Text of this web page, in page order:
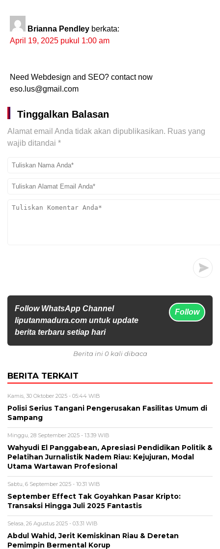
Brianna Pendley berkata:
April 19, 2025 pukul 1:00 am
Need Webdesign and SEO? contact now
eso.lus@gmail.com
Tinggalkan Balasan
Alamat email Anda tidak akan dipublikasikan. Ruas yang
wajib ditandai *
Follow WhatsApp Channel
liputanmadura.com untuk update
berita terbaru setiap hari
Follow
Berita ini 0 kali dibaca
BERITA TERKAIT
Kamis, 30 Oktober 2025 - 05:44 WIB
Polisi Serius Tangani Pengerusakan Fasilitas Umum di
Sampang
Minggu, 28 September 2025 - 13:39 WIB
Wahyudi El Panggabean, Apresiasi Pendidikan Politik &
Pelatihan Jurnalistik Nadem Riau: Kejujuran, Modal
Utama Wartawan Profesional
Sabtu, 6 September 2025 - 10:31 WIB
September Effect Tak Goyahkan Pasar Kripto:
Transaksi Hingga Juli 2025 Fantastis
Selasa, 26 Agustus 2025 - 03:31 WIB
Abdul Wahid, Jerit Kemiskinan Riau & Deretan
Pemimpin Bermental Korup